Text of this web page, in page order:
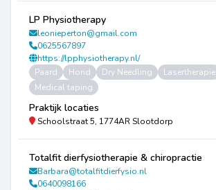
LP Physiotherapy
leonieperton@gmail.com
0625567897
https://lpphysiotherapy.nl/
Paard
Hond Dry Needling
Lasertherapie
Medical taping
Praktijk locaties
Schoolstraat 5, 1774AR Slootdorp
Totalfit dierfysiotherapie & chiropractie
Barbara@totalfitdierfysio.nl
0640098166